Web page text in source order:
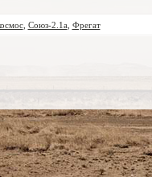
, Союз-2.1а, Фрегат